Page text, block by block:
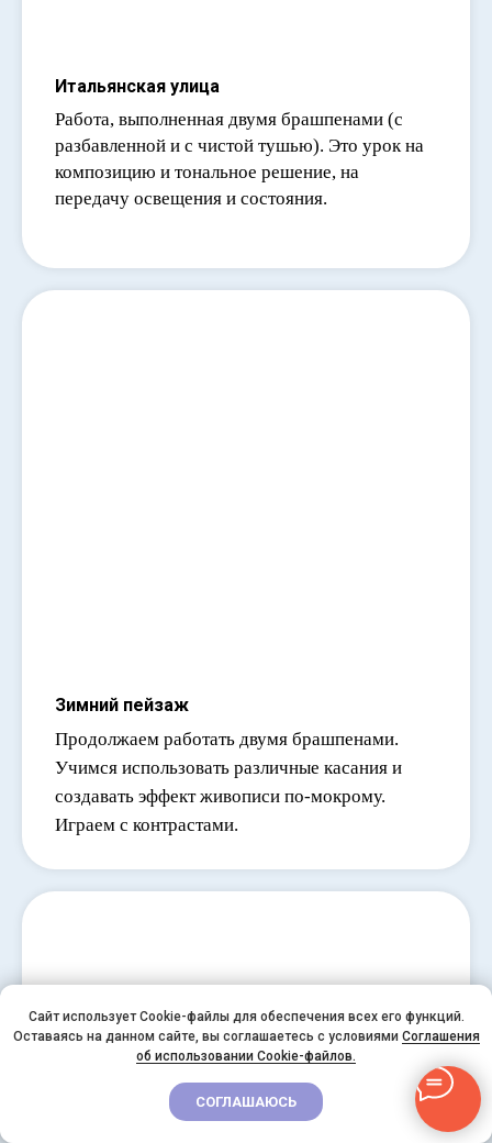
Итальянская улица
Работа, выполненная двумя брашпенами (с
разбавленной и с чистой тушью). Это урок на
композицию и тональное решение, на
передачу освещения и состояния.
Зимний пейзаж
Продолжаем работать двумя брашпенами.
Учимся использовать различные касания и
создавать эффект живописи по-мокрому.
Играем с контрастами.
ОТДЫХАЙ! УЧИСЬ! РИСУЙ!
СКИДКА ДО 40%ДО 20 ИЮЛЯ
3 ПРОМОКОДА
Сайт использует Cookie-файлы для обеспечения всех его функций.
Оставаясь на данном сайте, вы соглашаетесь с условиями Соглашения
об использовании Cookie-файлов.
СОГЛАШАЮСЬ